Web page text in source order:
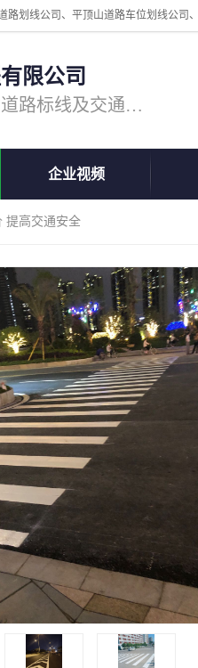
限公司
专注道路标线施工，专业的道路标线及交通设施施工服务商!
企业视频
提高交通安全